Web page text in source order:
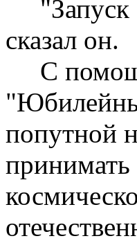
"Запуск
сказал он.
С
попутной